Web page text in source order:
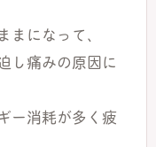
になって、
し痛みの原因に
ー消耗が多く疲